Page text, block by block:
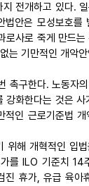
전개하고 있다.
법안은 모성보호를
로사로 죽게 만드는
는 기만적인 개악
촉구한다. 노동자
강화한다는 것은 사
적인 근로기준법
위해 개혁적인 입
를 ILO 기준치 14
진 휴가, 유급 육아